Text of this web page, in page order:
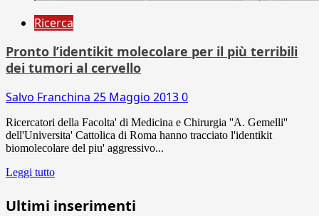
Ricerca
Pronto l’identikit molecolare per il più terribili
dei tumori al cervello
Salvo Franchina 25 Maggio 20130
Ricercatori della Facolta' di Medicina e Chirurgia ''A. Gemelli''
dell'Universita' Cattolica di Roma hanno tracciato l'identikit
biomolecolare del piu' aggressivo...
Leggi tutto
Ultimi inserimenti